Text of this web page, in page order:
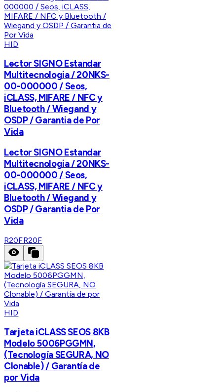
HID
Lector SIGNO Estandar
Multitecnologia / 20NKS-
00-000000 / Seos,
iCLASS, MIFARE / NFC y
Bluetooth / Wiegand y
OSDP / Garantia de Por
Vida
Lector SIGNO Estandar
Multitecnologia / 20NKS-
00-000000 / Seos,
iCLASS, MIFARE / NFC y
Bluetooth / Wiegand y
OSDP / Garantia de Por
Vida
R20FR20F
HID
Tarjeta iCLASS SEOS 8KB
Modelo 5006PGGMN,
(Tecnología SEGURA, NO
Clonable) / Garantía de
por Vida